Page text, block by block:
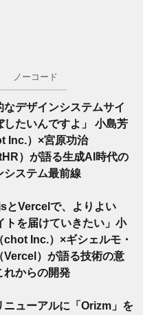
ノーコード
なデザインシステムサイ
したいんですよ」 小島芳
Inc.）×宮原功治
）が語る生成AI時代の
システム最前線
とVercelで、よりよい
トを届けていきたい」小
chot Inc.）×ギシェルモ・
Vercel）が語る技術の意
れからの開発
ニューアルに「Orizm」を